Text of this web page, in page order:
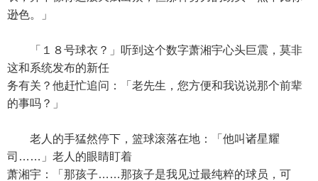
逊色。」
「１８号球衣？」听到这个数字萧湘宇心头巨震，莫非
这和系统发布的新任
务有关？他赶忙追问：「老先生，您方便和我说说那个前辈
的事吗？」
老人的手猛然停下，篮球滚落在地：「他叫诸星耀
司……」老人的眼睛盯着
萧湘宇：「那孩子……那孩子是我见过最纯粹的球员，可